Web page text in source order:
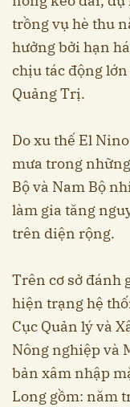
trồng vụ hè thu
hưởng bởi hạn
chịu tác động
Quảng Trị.
Do xu thế El
mưa trong
Bộ và Nam Bộ
làm gia tăng
trên diện rộng.
Trên cơ sở đánh
hiện trạng hệ
Cục Quản lý và
Nông nghiệp và
bản xâm nhập
Long gồm: năm